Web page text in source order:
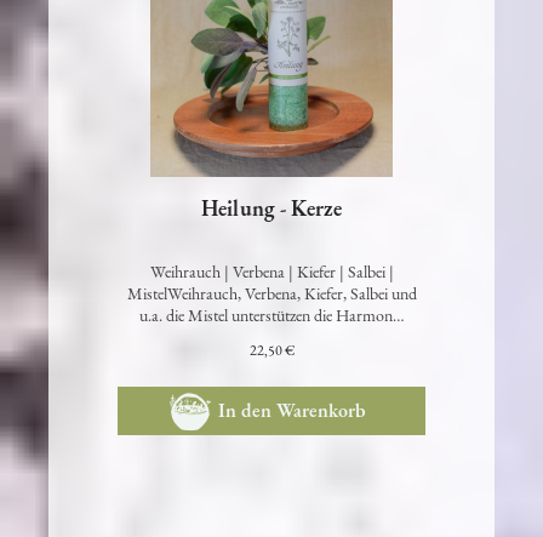
Heilung - Kerze
Weihrauch | Verbena | Kiefer | Salbei |
MistelWeihrauch, Verbena, Kiefer, Salbei und
u.a. die Mistel unterstützen die Harmon…
22,50 €
In den Warenkorb